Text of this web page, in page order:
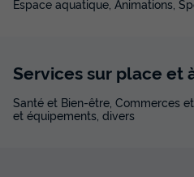
Espace aquatique, Animations,
Services sur place et
Santé et Bien-être, Commerces
et équipements, divers